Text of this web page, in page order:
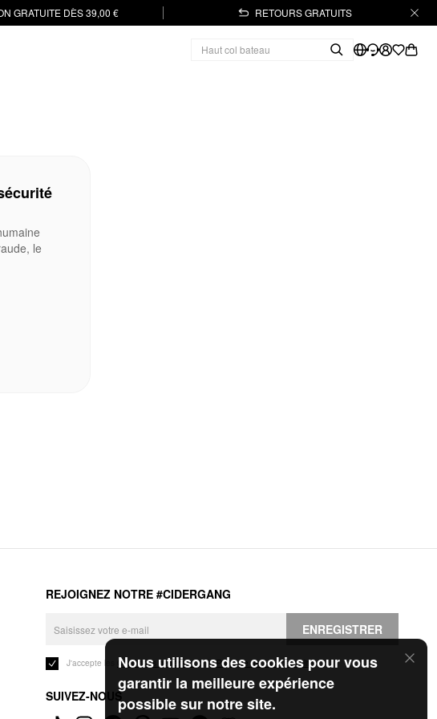
GRATUITE DÈS 39,00 € RETOURS GRATUITS
Nous utilisons des cookies pour vous
garantir la meilleure expérience
possible sur notre site.
le
REJOIGNEZ NOTRE #CIDERGANG
ENREGISTRER
J'accepte les Conditions généraleset laPolitique de confidentialité.
SUIVEZ-NOUS